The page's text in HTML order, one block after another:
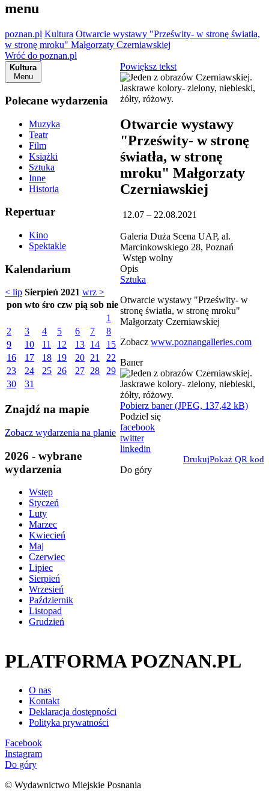
menu
poznan.pl Kultura Otwarcie wystawy "Prześwity- w stronę światła,
w stronę mroku" Małgorzaty Czerniawskiej
Wróć do poznan.pl
Kultura
Menu
Polecane wydarzenia
Muzyka
Teatr
Film
Książki
Sztuka
Inne
Historia
Repertuar
Kino
Spektakle
Kalendarium
< lip Sierpień 2021 wrz >
pon wto śro czw pią sob nie
1
2
3 4 5 6 7
8
9
10 11 12 13 14
15
16
17 18 19 20 21
22
23
24 25 26 27 28
29
30
31
Znajdź na mapie
Zobacz wydarzenia na planie
2026 - wybrane
wydarzenia
Wstęp
Styczeń
Luty
Marzec
Kwiecień
Maj
Czerwiec
Lipiec
Sierpień
Wrzesień
Październik
Listopad
Grudzień
Powiększ tekst
Otwarcie wystawy
"Prześwity- w stronę
światła, w stronę
mroku" Małgorzaty
Czerniawskiej
12.07 – 22.08.2021
Galeria Duża Scena UAP, al.
Marcinkowskiego 28, Poznań
Wstęp wolny
Opis
Sztuka
Otwarcie wystawy "Prześwity- w
stronę światła, w stronę mroku"
Małgorzaty Czerniawskiej
Zobacz www.poznangalleries.com
Baner
Pobierz baner (JPEG, 137,42 kB)
Podziel się
facebook
twitter
linkedin
DrukujPokaż QR kod
Do góry
PLATFORMA POZNAN.PL
O nas
Kontakt
Deklaracja dostępności
Polityka prywatności
Facebook
Instagram
Do góry
© Wydawnictwo Miejskie Posnania